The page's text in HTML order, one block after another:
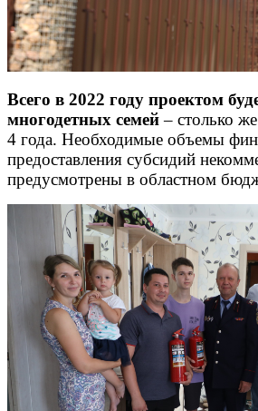
Всего в 2022 году проектом
многодетных семей– столько
4 года. Необходимые объемы
предоставления субсидий
предусмотрены в областном